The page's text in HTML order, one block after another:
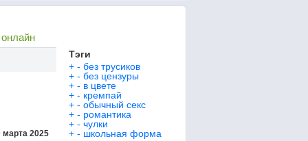
марта 2025
Тэги
+ - без трусиков
+ - без цензуры
+ - в цвете
+ - кремпай
+ - обычный секс
+ - романтика
+ - чулки
+ - школьная форма